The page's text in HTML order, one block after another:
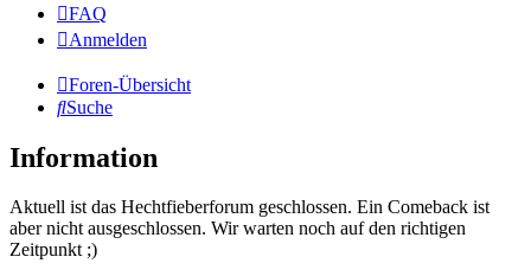
FAQ
Anmelden
Foren-Übersicht
Suche
Information
Aktuell ist das Hechtfieberforum geschlossen. Ein Comeback ist
aber nicht ausgeschlossen. Wir warten noch auf den richtigen
Zeitpunkt ;)